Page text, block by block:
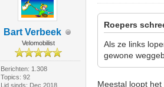
Bart Verbeek
Velomobilist
Berichten: 1.308
Topics: 92
Lid sinds: Dec 2018
Roepers
Als ze links
gewone
Meestal loopt